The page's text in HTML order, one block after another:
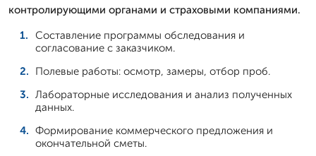
контролирующими органами и страховыми компаниями.
Составление программы обследования и
согласование с заказчиком.
Полевые работы: осмотр, замеры, отбор проб.
Лабораторные исследования и анализ полученных
данных.
Формирование коммерческого предложения и
окончательной сметы.